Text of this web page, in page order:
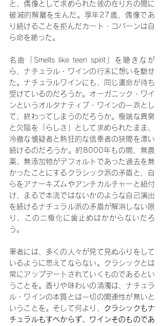
と、偶像として求められた彼の在り方の間に
破滅的解離を生んだ。享年27歳、偶像であ
り続けることを拒んだカート・コバーンは自
ら命を絶った。
名曲「Smells like teen spirit」を聴きなが
ら、ナチュラル・ワインの行末に想いを馳せ
た。ナチュラルワインにも、同じ運命が待ち
受けているのだろうか。オーガニック・ワイ
ンというオルタナティブ・ワインの一派とし
て、終わってしまうのだろうか。極端な異臭
と欠陥を「らしさ」として求められたまま、
冷徹な懐疑者と熱狂的な信奉者の狭間を漂い
続けるのだろうか。約8000年もの間、無農
薬、無添加物がデフォルトであった過去を無
かったことにするクラシック派の矛盾と、自
らをアナーキズムやアンチカルチャーと紐付
け、まるで本流ではないかのような自己演出
を続けるナチュラル派の矛盾が解消しない限
り、この二極化に歯止めはかからないだろ
う。
筆者には、多くの人々が見て見ぬふりをして
いるように思えてならない。クラシックとは
常にアップデートされていくものであるとい
うことを。香りや味わいの清濁は、ナチュラ
ル・ワインの本質とは一切の関連性が無いと
いうことを。そして何より、 クラシックもナ
チュラルもすべからず、ワインそのものであ